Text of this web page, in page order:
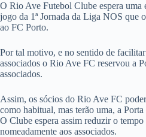
O Rio Ave Futebol Clube espera uma
jogo da 1ª Jornada da Liga NOS que
ao FC Porto.
Por tal motivo, e no sentido de
associados o Rio Ave FC reservou a
associados.
Assim, os sócios do Rio Ave FC
como habitual, mas terão uma, a
O Clube espera assim reduzir o tempo
nomeadamente aos associados.